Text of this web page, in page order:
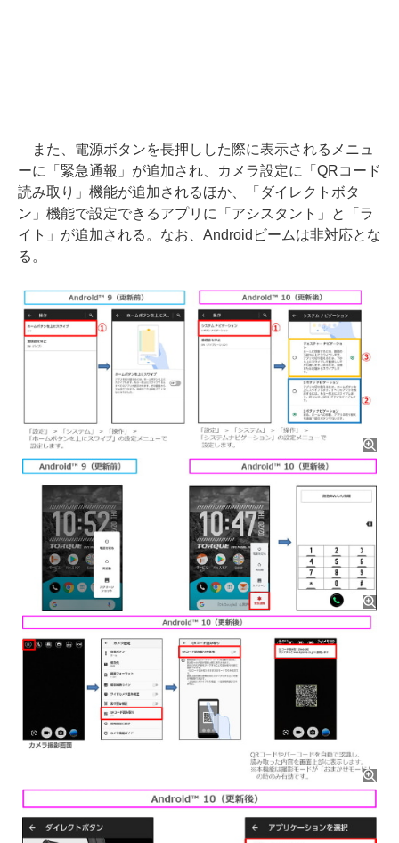
また、電源ボタンを長押しした際に表示されるメニュ
ーに「緊急通報」が追加され、カメラ設定に「QRコード
読み取り」機能が追加されるほか、「ダイレクトボタ
ン」機能で設定できるアプリに「アシスタント」と「ラ
イト」が追加される。なお、Androidビームは非対応とな
る。